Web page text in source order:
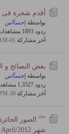
أقدم شجرة فى
بواسطة إحسآاس
ردود 3
189 مشاهدات
آخر مشاركة 01-Jul-2012, 12:04 AM
بعض النصائح و
بواسطة إحسآاس
ردود 7
1,352 مشاهدات
آخر مشاركة 30-Jun-2012, 11:49 PM
الصور
شهر April/2012 من <نـاشـونـال جـيـو ﮕـرافـيـك>